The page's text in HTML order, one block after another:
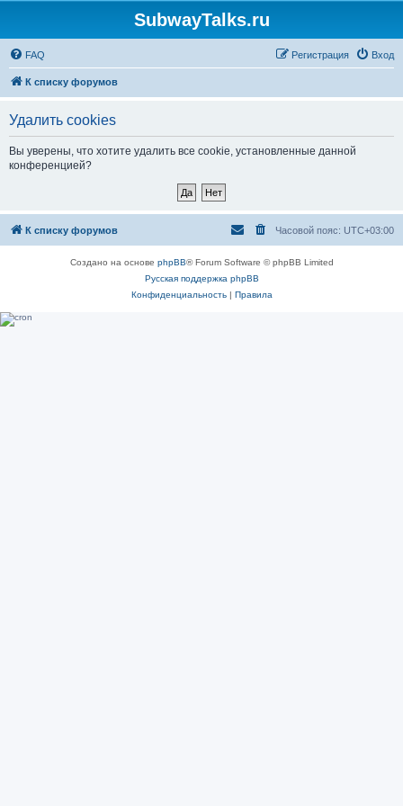
SubwayTalks.ru
FAQ Вход
Регистрация
К списку форумов
Удалить cookies
Вы уверены, что хотите удалить все cookie, установленные данной
конференцией?
К списку форумов Часовой пояс: UTC+03:00
Создано на основе phpBB® Forum Software © phpBB Limited
Русская поддержка phpBB
Конфиденциальность| Правила